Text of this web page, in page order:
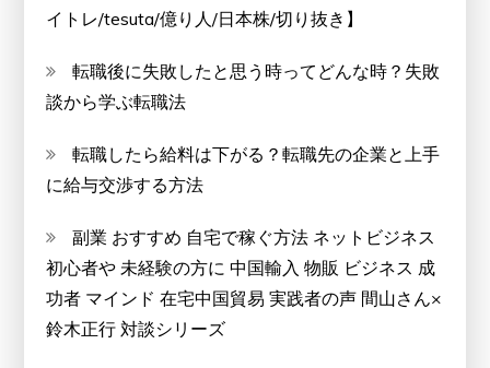
イトレ/tesuta/億り人/日本株/切り抜き】
転職後に失敗したと思う時ってどんな時？失敗
談から学ぶ転職法
転職したら給料は下がる？転職先の企業と上手
に給与交渉する方法
副業 おすすめ 自宅で稼ぐ方法 ネットビジネス
初心者や 未経験の方に 中国輸入 物販 ビジネス 成
功者 マインド 在宅中国貿易 実践者の声 間山さん×
鈴木正行 対談シリーズ